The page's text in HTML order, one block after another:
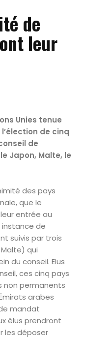
de
leur
Unies tenue
de cinq
de
Japon, Malte, le
des pays
que le
entrée au
de
suivis par trois
qui
du conseil. Elus
ces cinq pays
non permanents
arabes
mandat
élus prendront
les déposer